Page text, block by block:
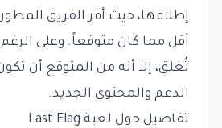
إطلاقها، حيث أقر الفريق
أقل مما كان متوقعاً. وعلى
تُغلق، إلا أنه من المتوقع أن
الدعم والمحتوى الجديد.
تفاصيل حول لعبة Last Flag